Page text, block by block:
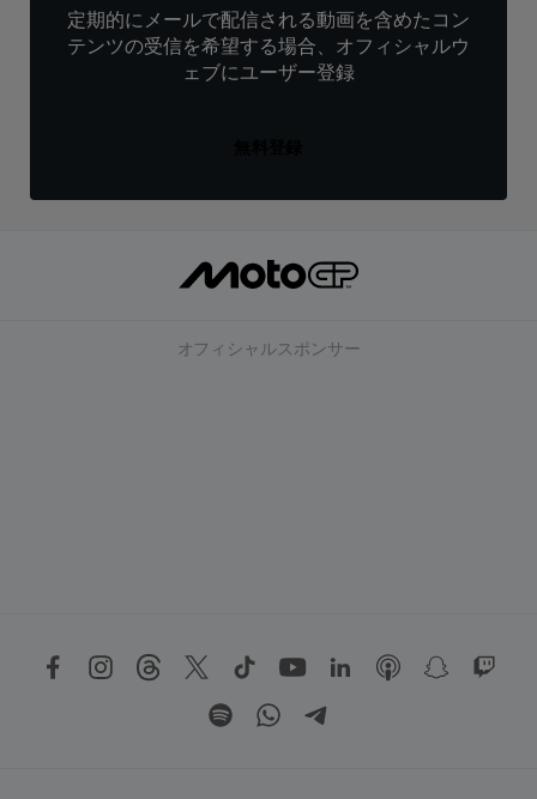
定期的にメールで配信される動画を含めたコン
テンツの受信を希望する場合、オフィシャルウ
ェブにユーザー登録
オフィシャルスポンサー